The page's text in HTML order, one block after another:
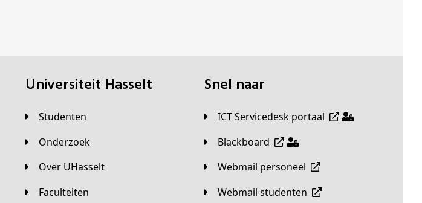
universiteit Hasselt
Studenten
Onderzoek
Over UHasselt
Faculteiten
Snel naar
ICT Servicedesk portaal
Blackboard
Webmail personeel
Webmail studenten